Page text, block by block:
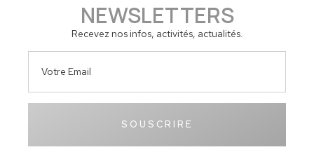
NEWSLETTERS
Recevez nos infos, activités, actualités.
SOUSCRIRE